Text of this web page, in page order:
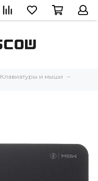
Клавиатуры и мыши